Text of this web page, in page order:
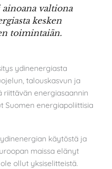
ainoana valtiona
kesken
toimintaiän.
ydinenergiasta
talouskasvun ja
energiasaannin
Suomen energiapoliittisia
käytöstä ja
maissa elänyt
ollut yksiselitteistä.